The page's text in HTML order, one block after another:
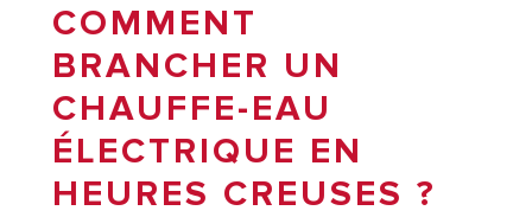
COMMENT
BRANCHER UN
CHAUFFE-EAU
ÉLECTRIQUE EN
HEURES CREUSES ?